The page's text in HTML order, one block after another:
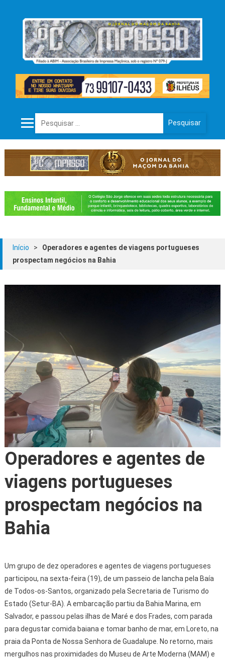
Pesquisar por:
Início >
Operadores e agentes de viagens portugueses
prospectam negócios na Bahia
Operadores e agentes de
viagens portugueses
prospectam negócios na
Bahia
Um grupo de dez operadores e agentes de viagens portugueses
participou, na sexta-feira (19), de um passeio de lancha pela Baía
de Todos-os-Santos, organizado pela Secretaria de Turismo do
Estado (Setur-BA). A embarcação partiu da Bahia Marina, em
Salvador, e passou pelas ilhas de Maré e dos Frades, com parada
para degustar comida baiana e tomar banho de mar, em Loreto, na
praia da Ponta de Nossa Senhora de Guadalupe. No retorno, mais
mergulhos nas proximidades do Museu de Arte Moderna (MAM) e